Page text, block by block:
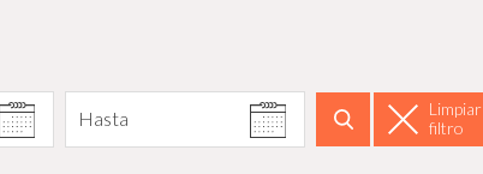
Hasta
Limpiar
filtro